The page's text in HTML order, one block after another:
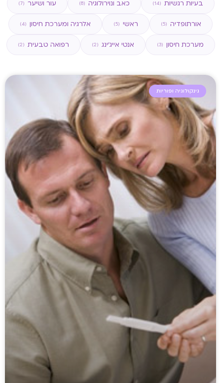
גינקולוגיה ופוריות
בעיות רגשיות (14) כאב ונוירולוגיה (8) עור ושיער (7)
אורתופדיה (5) ראשי (5) אלרגיה ומערכת חיסון (4)
מערכת חיסון (3) אנטי אייג'ינג (2) רפואה טבעית (2)